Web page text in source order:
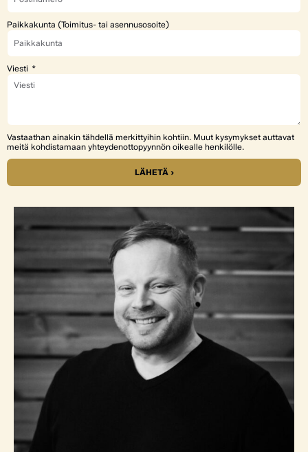
Paikkakunta (Toimitus- tai asennusosoite)
Viesti
Vastaathan ainakin tähdellä merkittyihin kohtiin. Muut kysymykset auttavat
meitä kohdistamaan yhteydenottopyynnön oikealle henkilölle.
LÄHETÄ ›